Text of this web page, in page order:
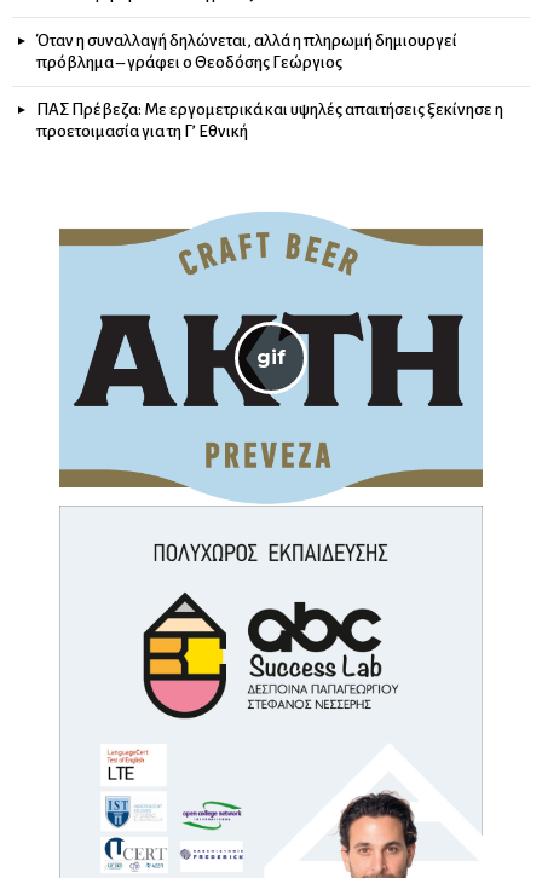
Όταν η συναλλαγή δηλώνεται, αλλά η πληρωμή δημιουργεί
πρόβλημα – γράφει ο Θεοδόσης Γεώργιος
ΠΑΣ Πρέβεζα: Με εργομετρικά και υψηλές απαιτήσεις ξεκίνησε η
προετοιμασία για τη Γ’ Εθνική